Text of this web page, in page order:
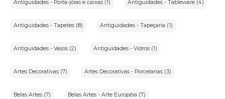
Antiguidades - Porta-jóias e caixas (1) Antiguidades - Tableware (4)
Antiguidades - Tapetes (8) Antiguidades - Tapeçaria (1)
Antiguidades - Vasos (2) Antiguidades - Vidros (1)
Artes Decorativas (7) Artes Decorativas - Porcelanas (3)
Belas Artes (7) Belas Artes - Arte Européia (7)